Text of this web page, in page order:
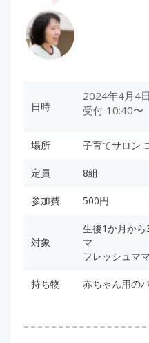
日時
2024年4月4
受付 10:40〜
場所 子育てサロン
定員 8組
参加費 500円
対象
生後1か月か
マ
フレッシュマ
持ち物 赤ちゃん用の